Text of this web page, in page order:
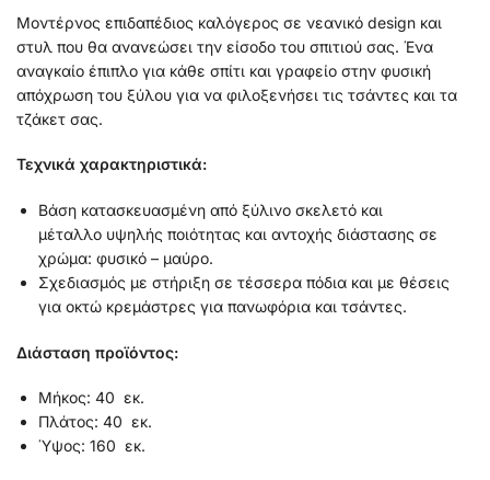
Μοντέρνος επιδαπέδιος καλόγερος σε νεανικό design και
στυλ που θα ανανεώσει την είσοδο του σπιτιού σας. Ένα
αναγκαίο έπιπλο για κάθε σπίτι και γραφείο στην φυσική
απόχρωση του ξύλου για να φιλοξενήσει τις τσάντες και τα
τζάκετ σας.
Τεχνικά χαρακτηριστικά:
Βάση κατασκευασμένη από ξύλινο σκελετό και
μέταλλο υψηλής ποιότητας και αντοχής διάστασης σε
χρώμα: φυσικό – μαύρο.
Σχεδιασμός με στήριξη σε τέσσερα πόδια και με θέσεις
για οκτώ κρεμάστρες για πανωφόρια και τσάντες.
Διάσταση προϊόντος:
Μήκος: 40 εκ.
Πλάτος: 40 εκ.
Ύψος: 160 εκ.